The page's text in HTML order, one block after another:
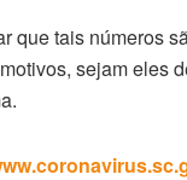
que tais números
sejam eles